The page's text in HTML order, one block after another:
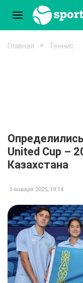
Главная Теннис
United Cup –
Казахстана
3 января 2025, 19:14